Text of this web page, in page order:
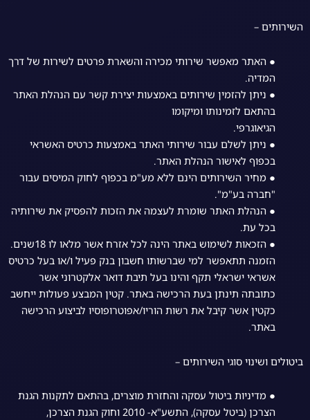
השירותים –
● האתר מאפשר שירותי מכירה והשארת פרטים לשירות של דרך
המדיה.
● ניתן להזמין שירותים באמצעות יצירת קשר עם הנהלת האתר
בהתאם לזמינותו ומיקומו
הגיאוגרפי.
● ניתן לשלם עבור שירותי האתר באמצעות כרטיס האשראי
בכפוף לאישור הנהלת האתר.
● מחיר השירותים הינם ללא מע"מ בכפוף לחוק המיסים עבור
"חברה בע"מ".
● הנהלת האתר שומרת לעצמה את הזכות להפסיק את שירותיה
בכל עת.
● הזכאות לשימוש באתר הינה לכל אזרח אשר מלאו לו 18שנים.
הזמנה תתאפשר למי שברשותו חשבון בנק פעיל ו/או בעל כרטיס
אשראי ישראלי תקף והינו בעל תיבת דואר אלקטרוני אשר
כתובתה תינתן בעת הרכישה באתר. קטין המבצע פעולות ייחשב
כקטין אשר קיבל את רשות הוריו/אפוטרופוסיו לביצוע הרכישה
באתר.
ביטולים ושינוי סוגי השירותים –
● מדיניות ביטול עסקה והחזרת מוצרים, בהתאם לתקנות הגנת
הצרכן (ביטל עסקה), התשע"א- 2010 וחוק הגנת הצרכן,